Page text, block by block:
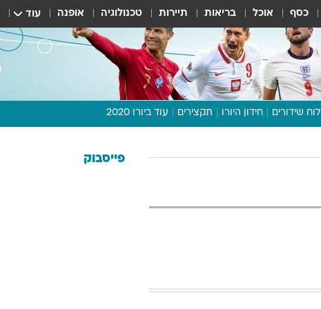
כסף אוכל בריאות תיירות טכנולוגיה אופנה עוד
לוח שידורים חידון היורו תקצירים עוד ביורו 2020
תכנית היורו פייסבוק